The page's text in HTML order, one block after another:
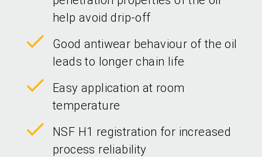
help avoid drip-off
Good antiwear behaviour of the oil
leads to longer chain life
Easy application at room
temperature
NSF H1 registration for increased
process reliability